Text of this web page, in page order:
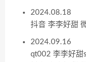
2024.08.18
抖音 李李好甜
2024.09.16
qt002 李李好甜